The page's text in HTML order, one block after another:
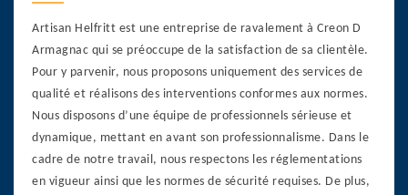
Artisan Helfritt est une entreprise de ravalement à Creon D
Armagnac qui se préoccupe de la satisfaction de sa clientèle.
Pour y parvenir, nous proposons uniquement des services de
qualité et réalisons des interventions conformes aux normes.
Nous disposons d’une équipe de professionnels sérieuse et
dynamique, mettant en avant son professionnalisme. Dans le
cadre de notre travail, nous respectons les réglementations
en vigueur ainsi que les normes de sécurité requises. De plus,